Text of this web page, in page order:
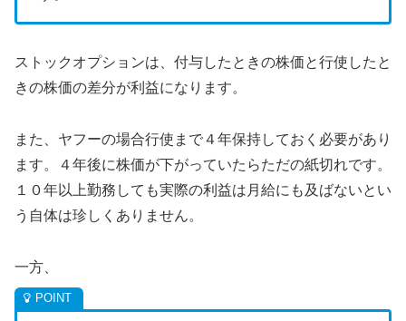
ストックオプションは、付与したときの株価と行使したと
きの株価の差分が利益になります。
また、ヤフーの場合行使まで４年保持しておく必要があり
ます。４年後に株価が下がっていたらただの紙切れです。
１０年以上勤務しても実際の利益は月給にも及ばないとい
う自体は珍しくありません。
一方、